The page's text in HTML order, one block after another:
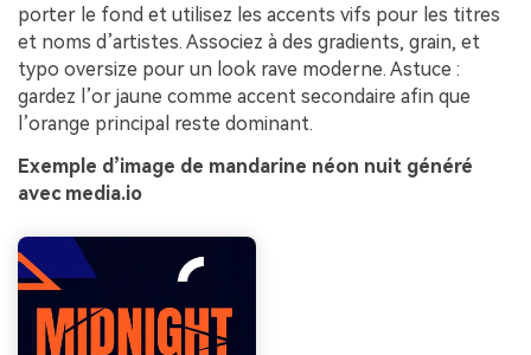
porter le fond et utilisez les accents vifs pour les titres
et noms d’artistes. Associez à des gradients, grain, et
typo oversize pour un look rave moderne. Astuce :
gardez l’or jaune comme accent secondaire afin que
l’orange principal reste dominant.
Exemple d’image de mandarine néon nuit généré
avec media.io